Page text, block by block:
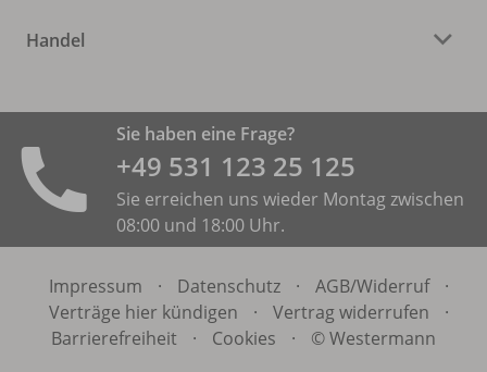
Handel
Sie haben eine Frage?
+49 531 ­123 25 125
Sie erreichen uns wieder Montag zwischen
08:00 und 18:00 Uhr.
Impressum · Datenschutz · AGB/Widerruf
·
Verträge hier kündigen
· Vertrag widerrufen
·
Barrierefreiheit
· Cookies · © Westermann